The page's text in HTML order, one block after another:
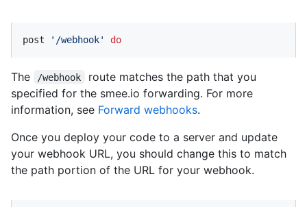
post '/webhook' do
The /webhook
route matches the path that you
specified for the smee.io forwarding. For more
information, see Forward webhooks.
Once you deploy your code to a server and update
your webhook URL, you should change this to match
the path portion of the URL for your webhook.